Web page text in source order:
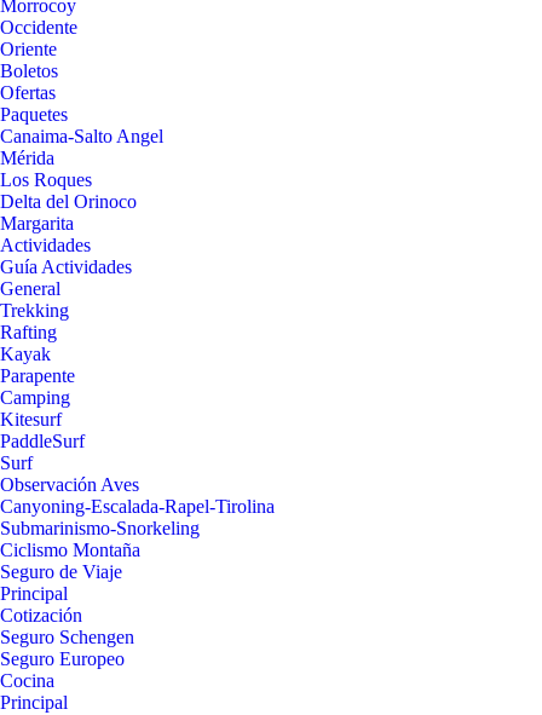
Morrocoy
Occidente
Oriente
Boletos
Ofertas
Paquetes
Canaima-Salto Angel
Mérida
Los Roques
Delta del Orinoco
Margarita
Actividades
Guía Actividades
General
Trekking
Rafting
Kayak
Parapente
Camping
Kitesurf
PaddleSurf
Surf
Observación Aves
Canyoning-Escalada-Rapel-Tirolina
Submarinismo-Snorkeling
Ciclismo Montaña
Seguro de Viaje
Principal
Cotización
Seguro Schengen
Seguro Europeo
Cocina
Principal